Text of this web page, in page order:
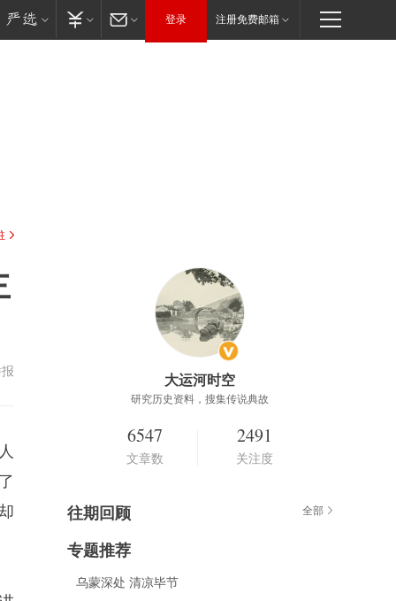
登录 注册免费邮箱
大运河时空
研究历史资料，搜集传说典故
6547
文章数
2491
关注度
往期回顾 全部
专题推荐
乌蒙深处 清凉毕节